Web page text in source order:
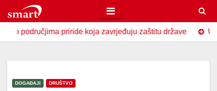
to
content
priride koja zavrjeđuju zaštitu države U
DOGAĐAJI DRUŠTVO